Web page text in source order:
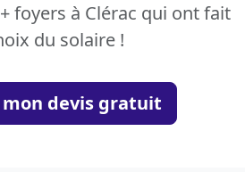
foyers à Clérac qui ont fait
du solaire !
devis gratuit